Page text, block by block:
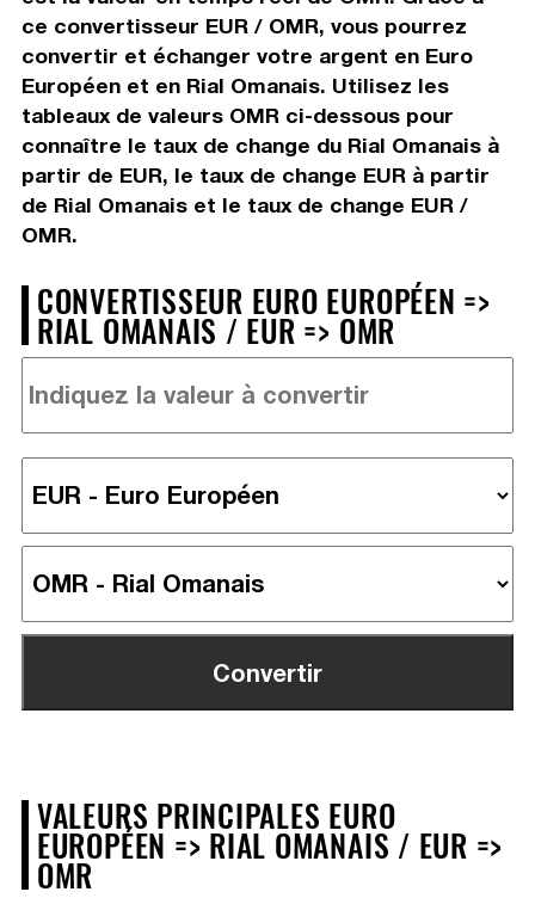
ce convertisseur EUR / OMR, vous pourrez
convertir et échanger votre argent en Euro
Européen et en Rial Omanais. Utilisez les
tableaux de valeurs OMR ci-dessous pour
connaître le taux de change du Rial Omanais à
partir de EUR, le taux de change EUR à partir
de Rial Omanais et le taux de change EUR /
OMR.
CONVERTISSEUR EURO EUROPÉEN =>
RIAL OMANAIS / EUR => OMR
VALEURS PRINCIPALES EURO
EUROPÉEN => RIAL OMANAIS / EUR =>
OMR